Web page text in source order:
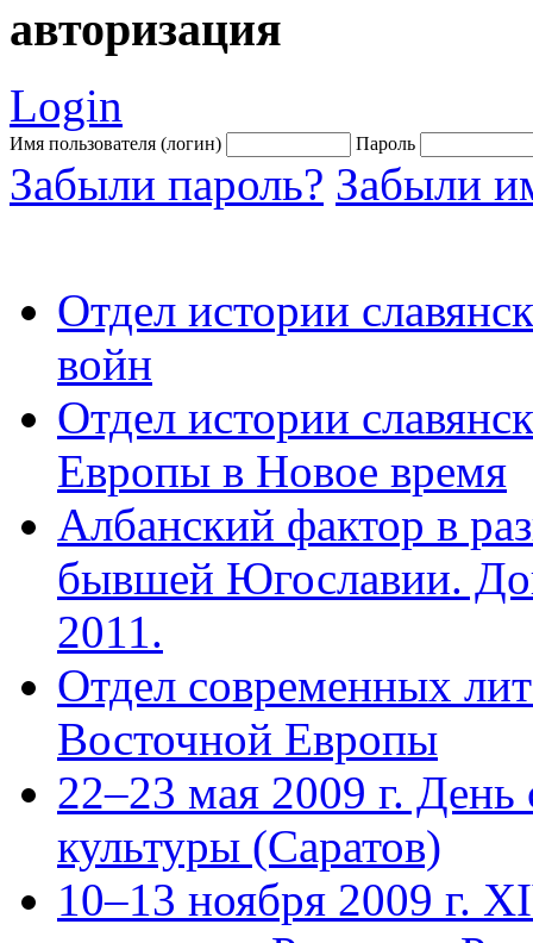
авторизация
Login
Имя пользователя (логин) Пароль
Забыли пароль? Забыли
Отдел истории
войн
Отдел истории
Европы в Новое время
Албанский фактор в
бывшей Югославии.
2011.
Отдел современных
Восточной Европы
22–23 мая 2009 г. День
культуры (Саратов)
10–13 ноября 2009 г.